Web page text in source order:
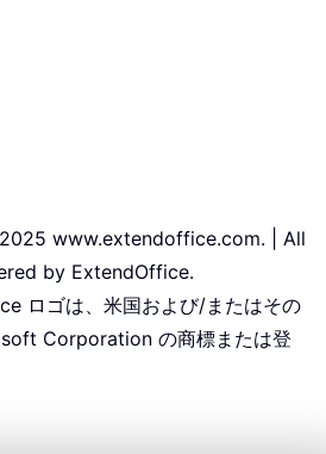
www.extendoffice.com. | All
by ExtendOffice.
ロゴは、米国および/またはその
Corporation の商標または登